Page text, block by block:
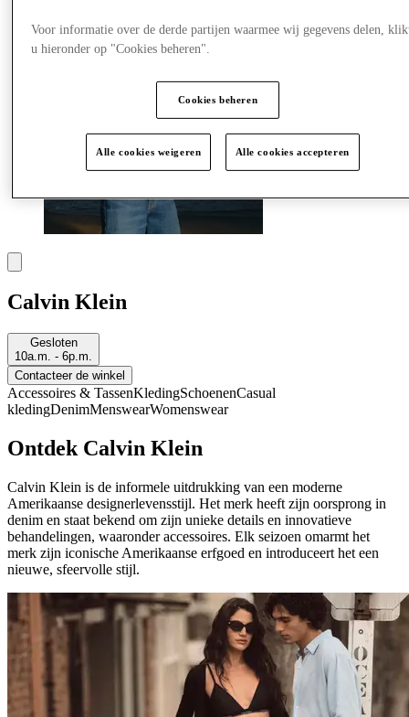
Calvin Klein
Gesloten
10a.m. - 6p.m.
Contacteer de winkel
Accessoires & TassenKledingSchoenenCasual
kledingDenimMenswearWomenswear
Ontdek Calvin Klein
Calvin Klein is de informele uitdrukking van een moderne
Amerikaanse designerlevensstijl. Het merk heeft zijn oorsprong in
denim en staat bekend om zijn unieke details en innovatieve
behandelingen, waaronder accessoires. Elk seizoen omarmt het
merk zijn iconische Amerikaanse erfgoed en introduceert het een
nieuwe, sfeervolle stijl.
Voor informatie over de derde partijen waarmee wij gegevens delen,
u hieronder op "Cookies beheren".
Cookies beheren
Alle cookies weigeren Alle cookies accepteren